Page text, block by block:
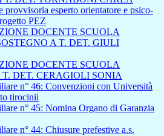
provvisoria esperto orientatore e psico-
PEZ
DOCENTE SCUOLA
A T. DET. GIULI
DOCENTE SCUOLA
DET. CERAGIOLI SONIA
n° 46: Convenzioni con Università
tirocinii
n° 45: Nomina Organo di Garanzia
n° 44: Chiusure prefestive a.s.